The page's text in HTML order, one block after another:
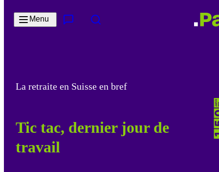
Menu
La retraite en Suisse en bref
Tic tac, dernier jour de
travail